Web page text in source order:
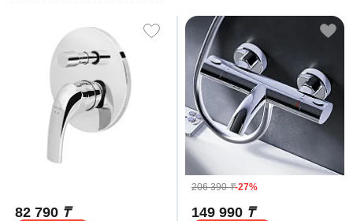
82 790 ₸
206 390₸-27%
149 990 ₸